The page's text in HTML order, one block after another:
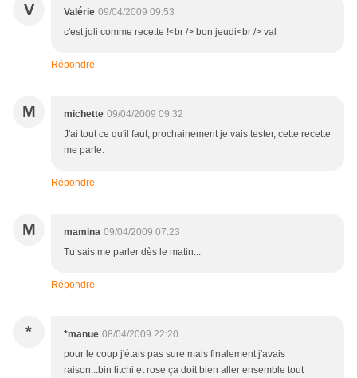
V Valérie 09/04/2009 09:53
c'est joli comme recette !<br /> bon jeudi<br /> val
Répondre
M michette 09/04/2009 09:32
J'ai tout ce qu'il faut, prochainement je vais tester, cette recette
me parle.
Répondre
M mamina 09/04/2009 07:23
Tu sais me parler dès le matin...
Répondre
* *manue 08/04/2009 22:20
pour le coup j'étais pas sure mais finalement j'avais
raison...bin litchi et rose ça doit bien aller ensemble tout